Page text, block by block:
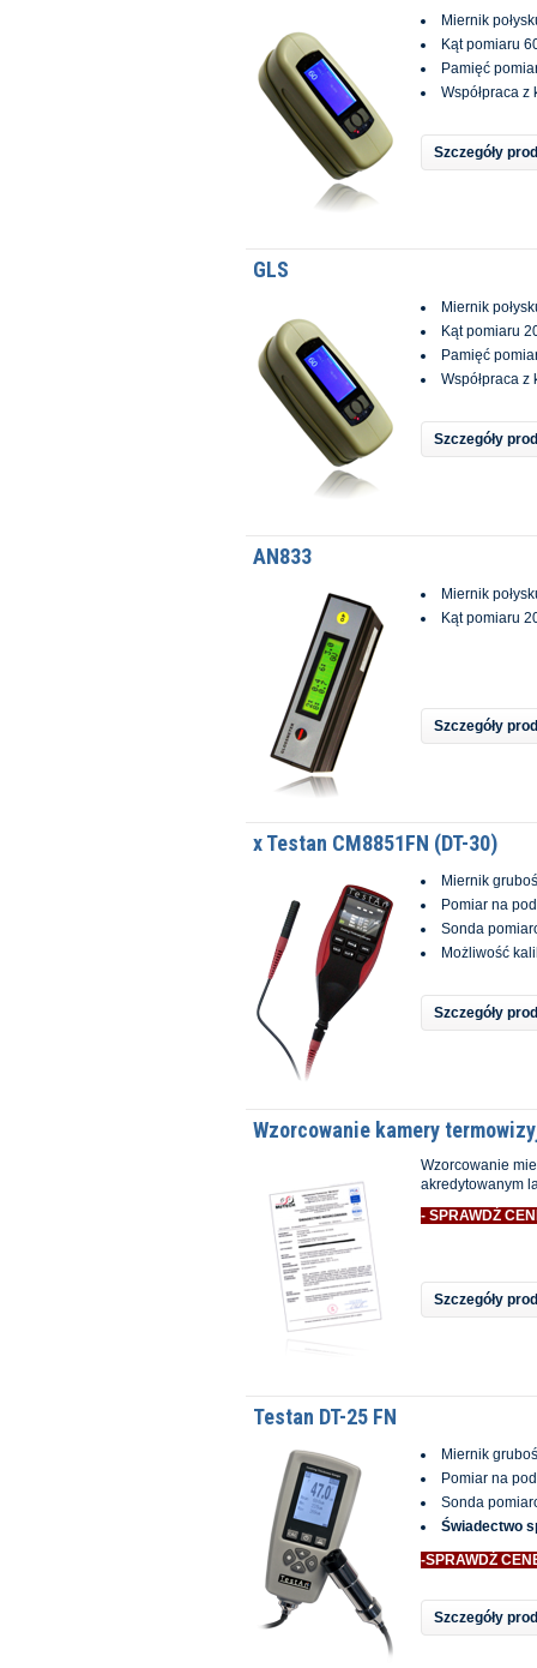
Miernik
Kąt pomiaru
Pamięć
Współpraca
Szczegóły
GLS
Miernik
Kąt pomiaru
Pamięć
Współpraca
Szczegóły
AN833
Miernik
Kąt pomiaru
Szczegóły
x Testan CM8851FN (DT-30)
Miernik
Pomiar na
Sonda
Możliwość
Szczegóły
Wzorcowanie kamery
Wzorcowanie
akredytowanym
- SPRAWDŹ
Szczegóły
Testan DT-25 FN
Miernik
Pomiar na
Sonda
Świadectwo
-SPRAWDŹ
Szczegóły